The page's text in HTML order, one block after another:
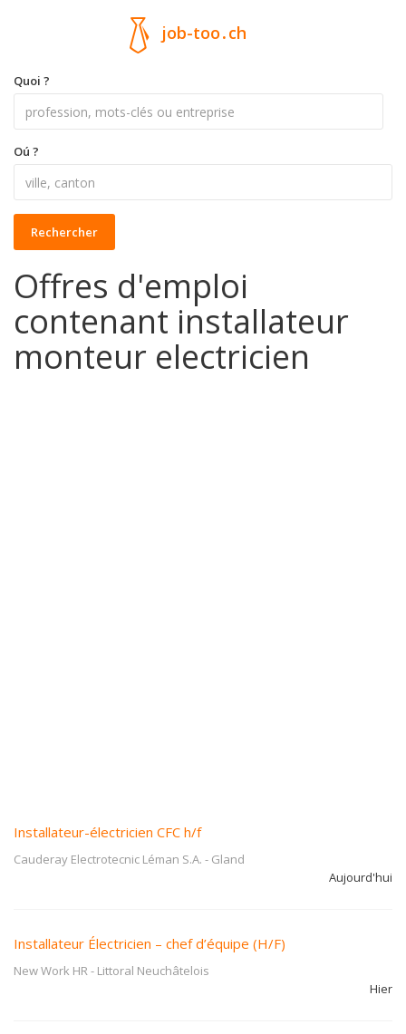
job-too.ch
Quoi ?
Oú ?
Rechercher
Offres d'emploi
contenant installateur
monteur electricien
Installateur-électricien CFC h/f
Cauderay Electrotecnic Léman S.A. - Gland
Aujourd'hui
Installateur Électricien – chef d’équipe (H/F)
New Work HR- Littoral Neuchâtelois
Hier